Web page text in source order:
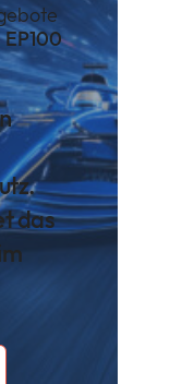
EP100
das